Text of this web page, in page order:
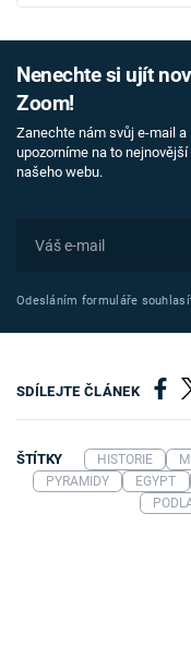
Nenechte si ujít
Zoom!
Zanechte nám svůj e-mail a
upozorníme na to
našeho webu.
Odesláním formuláře
SDÍLEJTE ČLÁNEK
ŠTÍTKY HISTORIE
PYRAMIDY
EGYPT